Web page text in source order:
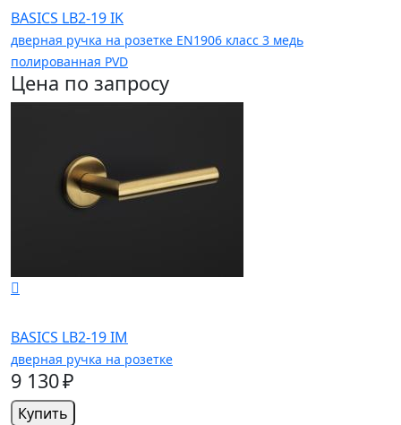
BASICS LB2-19 IK
дверная ручка на розетке EN1906 класс 3 медь
полированная PVD
Цена по запросу
BASICS LB2-19 IM
дверная ручка на розетке
9 130 ₽
Купить